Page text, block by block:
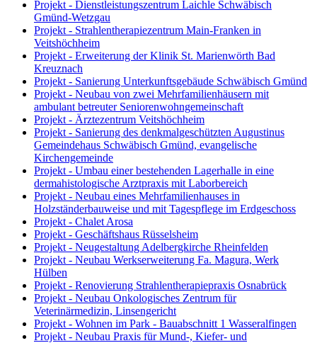
Projekt - Dienstleistungszentrum Laichle Schwäbisch
Gmünd-Wetzgau
Projekt - Strahlentherapiezentrum Main-Franken in
Veitshöchheim
Projekt - Erweiterung der Klinik St. Marienwörth Bad
Kreuznach
Projekt - Sanierung Unterkunftsgebäude Schwäbisch Gmünd
Projekt - Neubau von zwei Mehrfamilienhäusern mit
ambulant betreuter Seniorenwohngemeinschaft
Projekt - Ärztezentrum Veitshöchheim
Projekt - Sanierung des denkmalgeschützten Augustinus
Gemeindehaus Schwäbisch Gmünd, evangelische
Kirchengemeinde
Projekt - Umbau einer bestehenden Lagerhalle in eine
dermahistologische Arztpraxis mit Laborbereich
Projekt - Neubau eines Mehrfamilienhauses in
Holzständerbauweise und mit Tagespflege im Erdgeschoss
Projekt - Chalet Arosa
Projekt - Geschäftshaus Rüsselsheim
Projekt - Neugestaltung Adelbergkirche Rheinfelden
Projekt - Neubau Werkserweiterung Fa. Magura, Werk
Hülben
Projekt - Renovierung Strahlentherapiepraxis Osnabrück
Projekt - Neubau Onkologisches Zentrum für
Veterinärmedizin, Linsengericht
Projekt - Wohnen im Park - Bauabschnitt 1 Wasseralfingen
Projekt - Neubau Praxis für Mund-, Kiefer- und